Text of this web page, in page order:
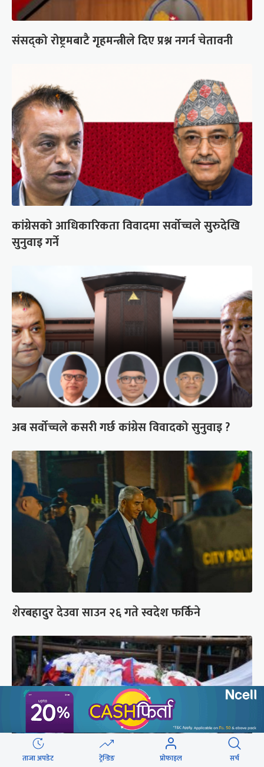
संसद्को रोष्ट्रमबाटै गृहमन्त्रीले दिए प्रश्न नगर्न चेतावनी
कांग्रेसको आधिकारिकता विवादमा सर्वोच्चले सुरुदेखि
सुनुवाइ गर्ने
अब सर्वोच्चले कसरी गर्छ कांग्रेस विवादको सुनुवाइ ?
शेरबहादुर देउवा साउन २६ गते स्वदेश फर्किने
ताजा अपडेट ट्रेन्डिङ प्रोफाइल सर्च